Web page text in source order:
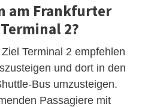
am Frankfurter
2?
Terminal 2 empfehlen
und dort in den
Bus umzusteigen.
Passagiere mit